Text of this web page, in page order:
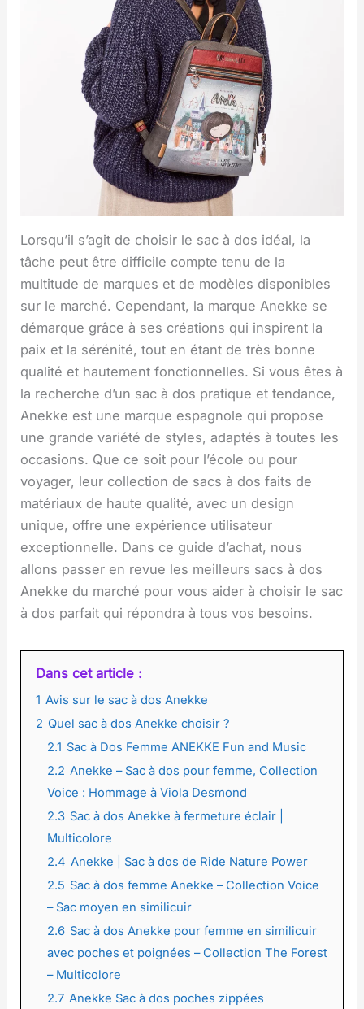
Lorsqu’il s’agit de choisir le sac à dos idéal, la
tâche peut être difficile compte tenu de la
multitude de marques et de modèles disponibles
sur le marché. Cependant, la marque Anekke se
démarque grâce à ses créations qui inspirent la
paix et la sérénité, tout en étant de très bonne
qualité et hautement fonctionnelles. Si vous êtes à
la recherche d’un sac à dos pratique et tendance,
Anekke est une marque espagnole qui propose
une grande variété de styles, adaptés à toutes les
occasions. Que ce soit pour l’école ou pour
voyager, leur collection de sacs à dos faits de
matériaux de haute qualité, avec un design
unique, offre une expérience utilisateur
exceptionnelle. Dans ce guide d’achat, nous
allons passer en revue les meilleurs sacs à dos
Anekke du marché pour vous aider à choisir le sac
à dos parfait qui répondra à tous vos besoins.
Dans cet article :
1 Avis sur le sac à dos Anekke
2 Quel sac à dos Anekke choisir ?
2.1 Sac à Dos Femme ANEKKE Fun and Music
2.2 Anekke – Sac à dos pour femme, Collection
Voice : Hommage à Viola Desmond
2.3 Sac à dos Anekke à fermeture éclair |
Multicolore
2.4 Anekke | Sac à dos de Ride Nature Power
2.5 Sac à dos femme Anekke – Collection Voice
– Sac moyen en similicuir
2.6 Sac à dos Anekke pour femme en similicuir
avec poches et poignées – Collection The Forest
– Multicolore
2.7 Anekke Sac à dos poches zippées